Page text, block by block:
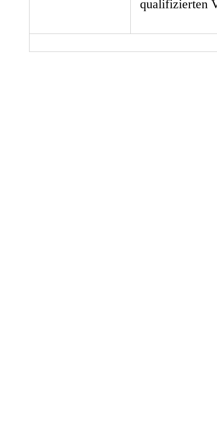
qualifizierten